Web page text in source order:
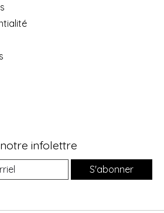
infolettre
S'abonner